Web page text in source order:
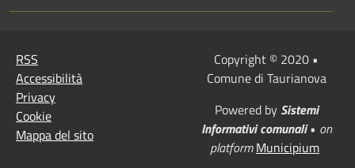
RSS
Accessibilità
Privacy
Cookie
Mappa del sito
Copyright © 2020 •
Comune di Taurianova
Powered by Sistemi
Informativi comunali• on
platform Municipium